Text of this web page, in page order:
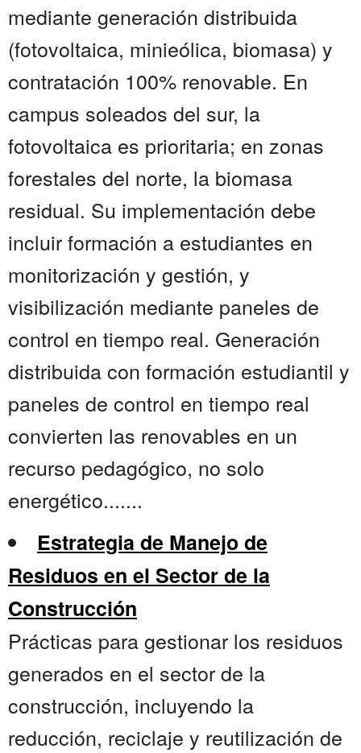
mediante generación distribuida
(fotovoltaica, minieólica, biomasa) y
contratación 100% renovable. En
campus soleados del sur, la
fotovoltaica es prioritaria; en zonas
forestales del norte, la biomasa
residual. Su implementación debe
incluir formación a estudiantes en
monitorización y gestión, y
visibilización mediante paneles de
control en tiempo real. Generación
distribuida con formación estudiantil y
paneles de control en tiempo real
convierten las renovables en un
recurso pedagógico, no solo
energético.......
Estrategia de Manejo de
Residuos en el Sector de la
Construcción
Prácticas para gestionar los residuos
generados en el sector de la
construcción, incluyendo la
reducción, reciclaje y reutilización de